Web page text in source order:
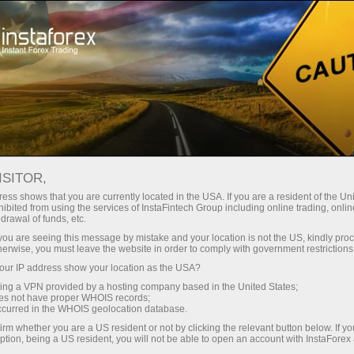
Форекс Глоссарий
Форекс Глоссарий
В разделе Глоссарий трейдера приведены
понятия и термины Форекс, которыми
оперируют на валютном рынке. Словарь
Форекс составлен в алфавитном порядке,
что облегчает поиск необходимого слова с
подробным определением, изложенным в
доступной и понятной форме. Новые
Форекс-термины мы добавляем в глоссарий
shows that you are currently located in the USA. If you are a resident of the
from using the services of InstaFintech Group including online trading,
of funds, etc.
are seeing this message by mistake and your location is not the US, kindly
you must leave the website in order to comply with government
IP address show your location as the USA?
a VPN provided by a hosting company based in the United States;
not have proper WHOIS records;
in the WHOIS geolocation database.
whether you are a US resident or not by clicking the relevant button below. If
being a US resident, you will not be able to open an account with InstaForex